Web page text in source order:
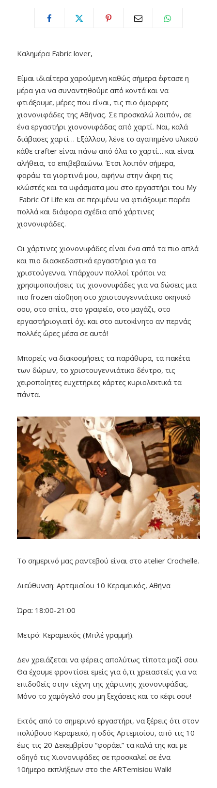
Καλημέρα Fabric lover,
Είμαι ιδιαίτερα χαρούμενη καθώς σήμερα έφτασε η
μέρα για να συναντηθούμε από κοντά και να
φτιάξουμε, μέρες που είναι, τις πιο όμορφες
χιονονιφάδες της Αθήνας. Σε προσκαλώ λοιπόν, σε
ένα εργαστήρι χιονονιφάδας από χαρτί. Ναι, καλά
διάβασες χαρτί… Εξάλλου, λένε το αγαπημένο υλικού
κάθε crafter είναι πάνω από όλα το χαρτί… και είναι
αλήθεια, το επιβεβαιώνω. Έτσι λοιπόν σήμερα,
φοράω τα γιορτινά μου, αφήνω στην άκρη τις
κλώστές και τα υφάσματα μου στο εργαστήρι του My
Fabric Of Life και σε περιμένω να φτιάξουμε παρέα
πολλά και διάφορα σχέδια από χάρτινες
χιονονιφάδες.
Οι χάρτινες χιονονιφάδες είναι ένα από τα πιο απλά
και πιο διασκεδαστικά εργαστήρια για τα
χριστούγεννα. Υπάρχουν πολλοί τρόποι να
χρησιμοποιήσεις τις χιονονιφάδες για να δώσεις μια
πιο frozen αίσθηση στο χριστουγεννιάτικο σκηνικό
σου, στο σπίτι, στο γραφείο, στο μαγάζι, στο
εργαστήριογιατί όχι και στο αυτοκίνητο αν περνάς
πολλές ώρες μέσα σε αυτό!
Μπορείς να διακοσμήσεις τα παράθυρα, τα πακέτα
των δώρων, το χριστουγεννιάτικο δέντρο, τις
χειροποίητες ευχετήριες κάρτες κυριολεκτικά τα
πάντα.
Το σημερινό μας ραντεβού είναι στο atelier Crochelle.
Διεύθυνση: Αρτεμισίου 10 Κεραμεικός, Αθήνα
Ώρα: 18:00-21:00
Μετρό: Κεραμεικός (Μπλέ γραμμή).
Δεν χρειάζεται να φέρεις απολύτως τίποτα μαζί σου.
Θα έχουμε φροντίσει εμείς για ό,τι χρειαστείς για να
επιδοθείς στην τέχνη της χάρτινης χιονονιφάδας.
Μόνο το χαμόγελό σου μη ξεχάσεις και το κέφι σου!
Εκτός από το σημερινό εργαστήρι, να ξέρεις ότι στον
πολύβουο Κεραμεικό, η οδός Αρτεμισίου, από τις 10
έως τις 20 Δεκεμβρίου “φοράει” τα καλά της και με
οδηγό τις Χιονονιφάδες σε προσκαλεί σε ένα
10ήμερο εκπλήξεων στο the ARTemisiou Walk!